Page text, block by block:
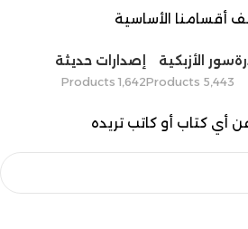
أقسامنا الأساسية
سور الأزبكية
5٬443 Products
إصدارات حديثة
1٬642 Products
أي كتاب أو كاتب تريده